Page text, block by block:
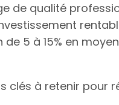
de qualité
5 à 15% en
clés à retenir pour